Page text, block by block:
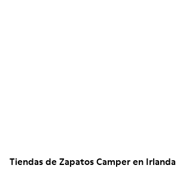
Tiendas de Zapatos Camper en Irlanda